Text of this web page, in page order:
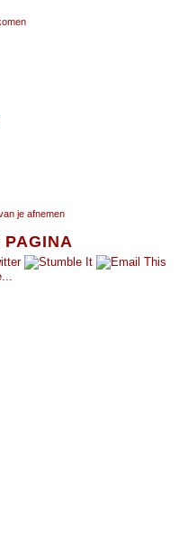
PAGINA
je afnemen